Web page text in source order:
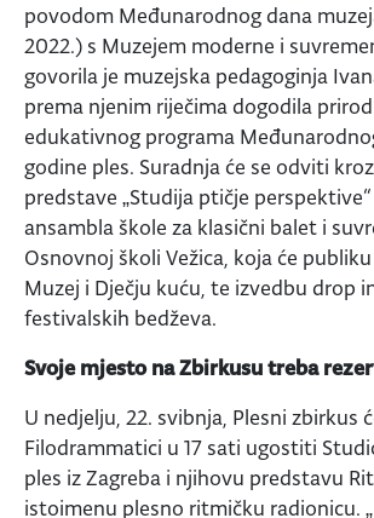
povodom Međunarodnog dana
2022.) s Muzejem moderne i
govorila je muzejska pedagoginja
prema njenim riječima dogodila
edukativnog programa
godine ples. Suradnja će se odviti
predstave „Studija ptičje
ansambla škole za klasični balet i
Osnovnoj školi Vežica, koja će
Muzej i Dječju kuću, te izvedbu drop
festivalskih bedževa.
Svoje mjesto na Zbirkusu treba
U nedjelju, 22. svibnja, Plesni zbirkus
Filodrammatici u 17 sati ugostiti
ples iz Zagreba i njihovu predstavu
istoimenu plesno ritmičku radionicu.